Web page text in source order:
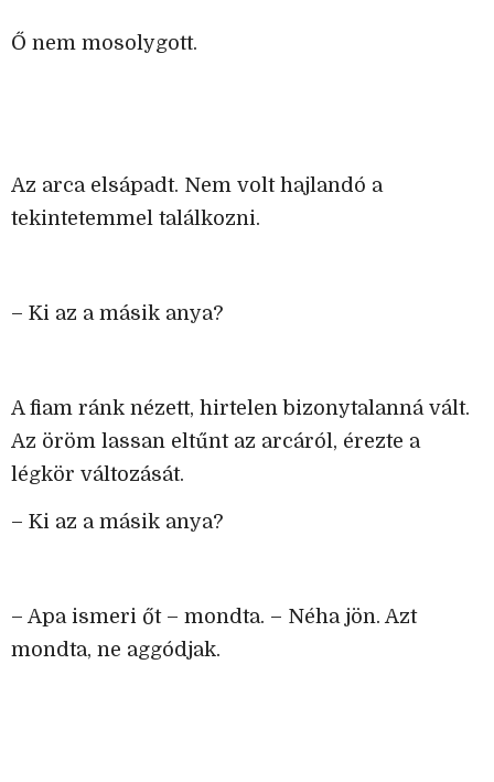
Ő nem mosolygott.
Az arca elsápadt. Nem volt hajlandó a
tekintetemmel találkozni.
– Ki az a másik anya?
A fiam ránk nézett, hirtelen bizonytalanná vált.
Az öröm lassan eltűnt az arcáról, érezte a
légkör változását.
– Ki az a másik anya?
– Apa ismeri őt – mondta. – Néha jön. Azt
mondta, ne aggódjak.